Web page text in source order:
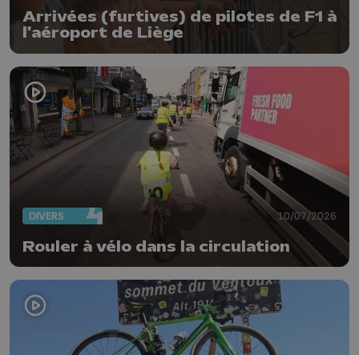
Arrivées (furtives) de pilotes de F1 à
l'aéroport de Liège
DIVERS 10/07/2026
Rouler à vélo dans la circulation